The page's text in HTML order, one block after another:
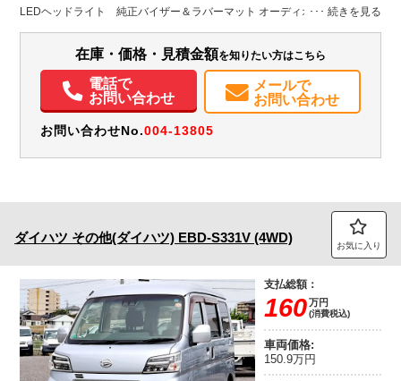
エアコン パワステ パワーウィンドウ ABS エアバッグ
集中ドアロック
電動格納ミラー
記録簿（一部含む）
取扱説明書（一部含む）
メンテナンスノート（保証書）
LEDヘッドライト 純正バイザー＆ラバーマット オーディオレス
在庫・価格・見積金額を知りたい方はこちら
電話で
お問い合わせ
メールで
お問い合わせ
お問い合わせNo.004-13805
ダイハツ その他(ダイハツ) EBD-S331V (4WD) お気に入り
支払総額：
160万円
(消費税込)
車両価格:
150.9万円